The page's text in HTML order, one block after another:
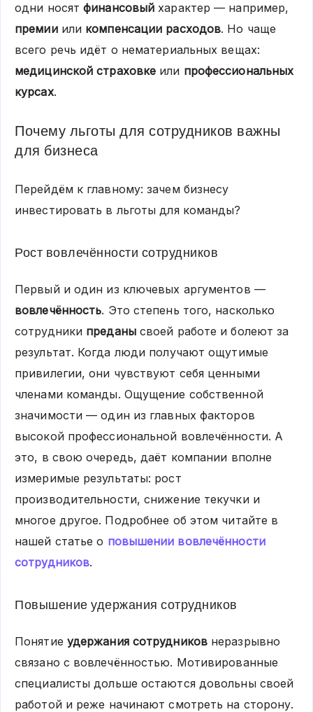
одни носятфинансовый характер — например,
премииили компенсации расходов. Но чаще
всего речь идёт о нематериальных вещах:
медицинской страховке или профессиональных
курсах.
Почему льготы для сотрудников важны
для бизнеса
Перейдём к главному: зачем бизнесу
инвестировать в льготы для команды?
Рост вовлечённости сотрудников
Первый и один из ключевых аргументов —
вовлечённость. Это степень того, насколько
сотрудники преданысвоей работе и болеют за
результат. Когда люди получают ощутимые
привилегии, они чувствуют себя ценными
членами команды. Ощущение собственной
значимости — один из главных факторов
высокой профессиональной вовлечённости. А
это, в свою очередь, даёт компании вполне
измеримые результаты: рост
производительности, снижение текучки и
многое другое. Подробнее об этом читайте в
нашей статье о повышении вовлечённости
сотрудников.
Повышение удержания сотрудников
Понятие удержания сотрудниковнеразрывно
связано с вовлечённостью. Мотивированные
специалисты дольше остаются довольны своей
работой и реже начинают смотреть на сторону.